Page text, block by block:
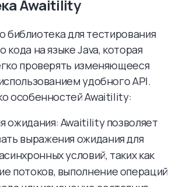
Awaitility
библиотека для тестирования
кода на языке Java, которая
проверять изменяющееся
удобного API.
особенностей Awaitility:
ожидания: Awaitility позволяет
выражения ожидания для
условий, таких как
потоков, выполнение операций